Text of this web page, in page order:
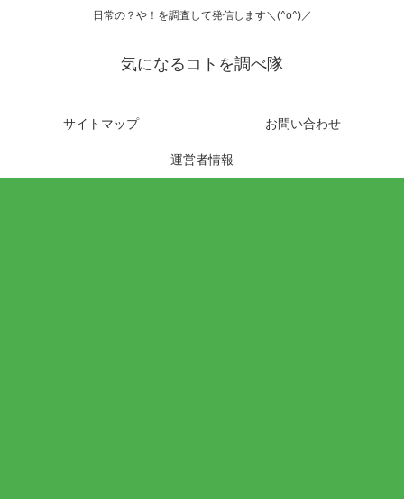
日常の？や！を調査して発信します＼(^o^)／
気になるコトを調べ隊
サイトマップ お問い合わせ
運営者情報